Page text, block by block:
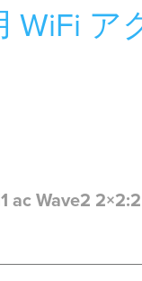
WiFi ア
ac Wave2